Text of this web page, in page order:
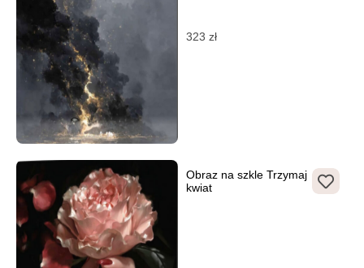
323 zł
Obraz na szkle Trzymaj
kwiat